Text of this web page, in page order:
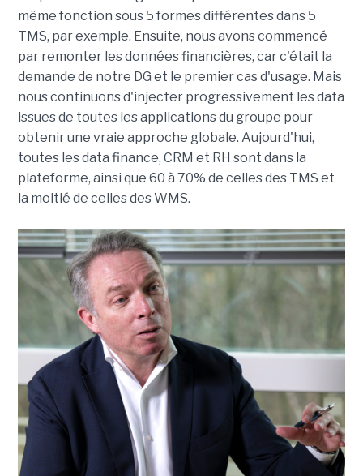
même fonction sous 5 formes différentes dans 5
TMS, par exemple. Ensuite, nous avons commencé
par remonter les données financières, car c'était la
demande de notre DG et le premier cas d'usage. Mais
nous continuons d'injecter progressivement les data
issues de toutes les applications du groupe pour
obtenir une vraie approche globale. Aujourd'hui,
toutes les data finance, CRM et RH sont dans la
plateforme, ainsi que 60 à 70% de celles des TMS et
la moitié de celles des WMS.